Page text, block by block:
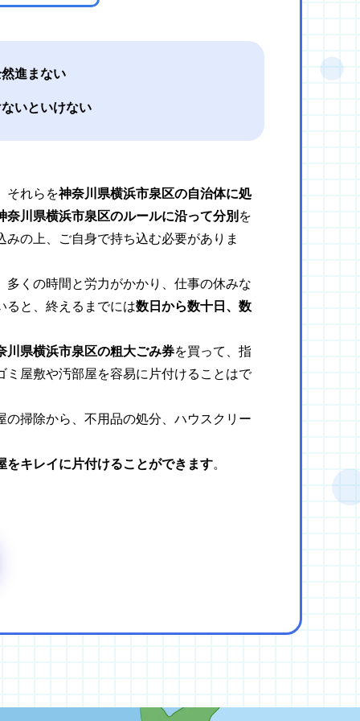
進まない
いといけない
それらを神奈川県横浜市泉区の自治体に処
奈川県横浜市泉区のルールに沿って分別 を
の上、ご自身で持ち込む必要がありま
くの時間と労力がかかり、仕事の休みな
ると、終えるまでには数日から数十日、数
川県横浜市泉区の粗大ごみ券を買って、指
屋敷や汚部屋を容易に片付けることはで
掃除から、不用品の処分、ハウスクリー
をキレイに片付けることができます。